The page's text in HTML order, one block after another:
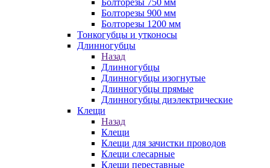
Болторезы 750 мм
Болторезы 900 мм
Болторезы 1200 мм
Тонкогубцы и утконосы
Длинногубцы
Назад
Длинногубцы
Длинногубцы изогнутые
Длинногубцы прямые
Длинногубцы диэлектрические
Клещи
Назад
Клещи
Клещи для зачистки проводов
Клещи слесарные
Клещи переставные